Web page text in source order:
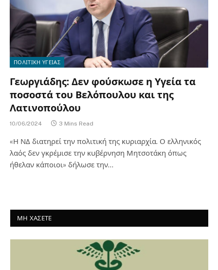
ΠΟΛΙΤΙΚΗ ΥΓΕΙΑΣ
Γεωργιάδης: Δεν φούσκωσε η Υγεία τα
ποσοστά του Βελόπουλου και της
Λατινοπούλου
10/06/2024 3 Mins Read
«Η ΝΔ διατηρεί την πολιτική της κυριαρχία. Ο ελληνικός
λαός δεν γκρέμισε την κυβέρνηση Μητσοτάκη όπως
ήθελαν κάποιοι» δήλωσε την…
ΜΗ ΧΑΣΕΤΕ